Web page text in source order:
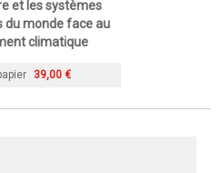
et les systèmes
du monde face au
climatique
39,00 €